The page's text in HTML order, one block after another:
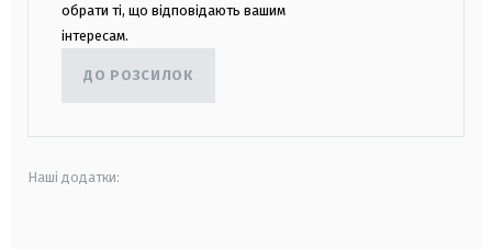
обрати ті, що відповідають вашим
інтересам.
ДО РОЗСИЛОК
Наші додатки: